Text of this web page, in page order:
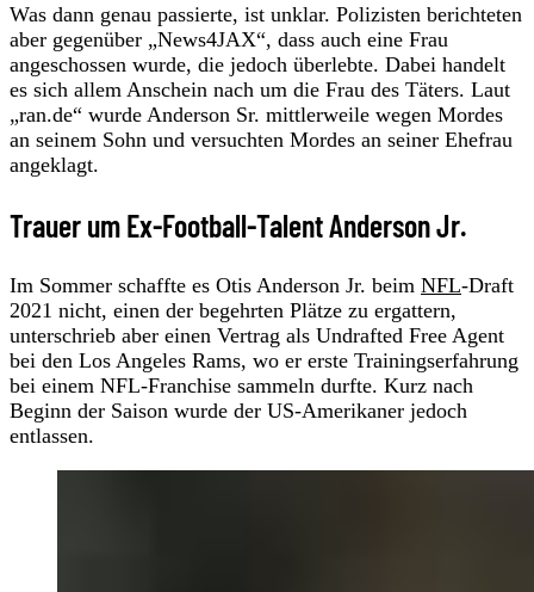
Was dann genau passierte, ist unklar. Polizisten berichteten
aber gegenüber „News4JAX“, dass auch eine Frau
angeschossen wurde, die jedoch überlebte. Dabei handelt
es sich allem Anschein nach um die Frau des Täters. Laut
„ran.de“ wurde Anderson Sr. mittlerweile wegen Mordes
an seinem Sohn und versuchten Mordes an seiner Ehefrau
angeklagt.
Trauer um Ex-Football-Talent Anderson Jr.
Im Sommer schaffte es Otis Anderson Jr. beim NFL-Draft
2021 nicht, einen der begehrten Plätze zu ergattern,
unterschrieb aber einen Vertrag als Undrafted Free Agent
bei den Los Angeles Rams, wo er erste Trainingserfahrung
bei einem NFL-Franchise sammeln durfte. Kurz nach
Beginn der Saison wurde der US-Amerikaner jedoch
entlassen.